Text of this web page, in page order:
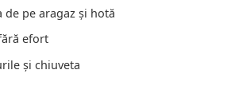
de pe aragaz și hotă
efort
și chiuveta